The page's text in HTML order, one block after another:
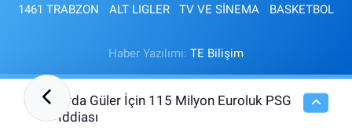
1461 TRABZON
ALT LIGLER TV VE SİNEMA BASKETBOL
Haber Yazılımı: TE Bilişim
00:15
Arda Güler İçin 115 Milyon Euroluk PSG
İddiası